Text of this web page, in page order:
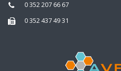
0 352 207 66 67
0 352 437 49 31